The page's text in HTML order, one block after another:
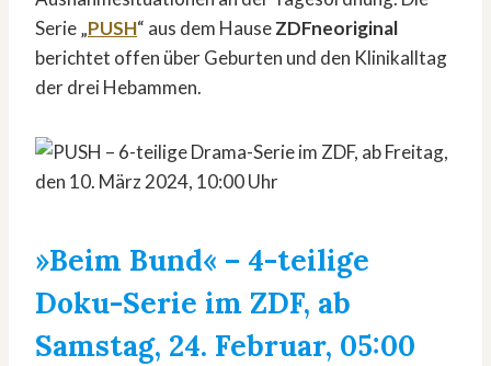
Serie „PUSH“ aus dem HauseZDFneoriginal
berichtet offen über Geburten und den Klinikalltag
der drei Hebammen.
»Beim Bund« – 4-teilige
Doku-Serie im ZDF, ab
Samstag, 24. Februar, 05:00